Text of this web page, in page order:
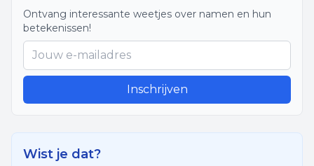
Ontvang interessante weetjes over namen en hun
betekenissen!
Inschrijven
Wist je dat?